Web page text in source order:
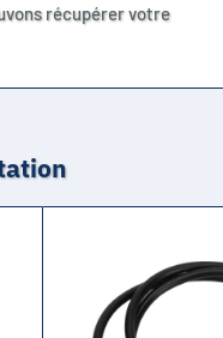
récupérer votre